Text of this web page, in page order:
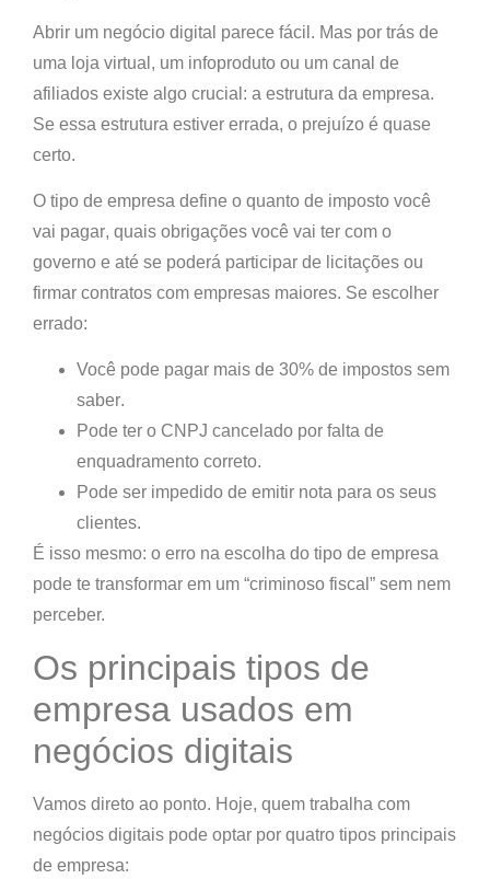
Abrir um negócio digital parece fácil. Mas por trás de
uma loja virtual, um infoproduto ou um canal de
afiliados existe algo crucial: a estrutura da empresa.
Se essa estrutura estiver errada, o prejuízo é quase
certo.
O tipo de empresa define o quanto de imposto você
vai pagar, quais obrigações você vai ter com o
governo e até se poderá participar de licitações ou
firmar contratos com empresas maiores. Se escolher
errado:
Você pode pagar mais de 30% de impostos sem
saber.
Pode ter o CNPJ cancelado por falta de
enquadramento correto.
Pode ser impedido de emitir nota para os seus
clientes.
É isso mesmo: o erro na escolha do tipo de empresa
pode te transformar em um “criminoso fiscal” sem nem
perceber.
Os principais tipos de
empresa usados em
negócios digitais
Vamos direto ao ponto. Hoje, quem trabalha com
negócios digitais pode optar por quatro tipos principais
de empresa: